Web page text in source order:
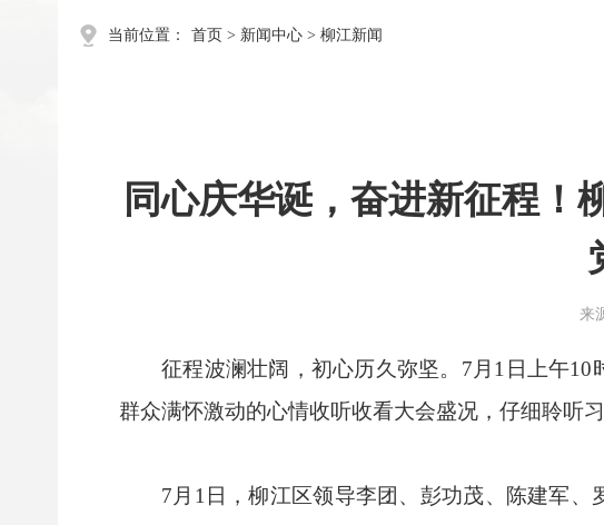
当前位置： 首页 > 新闻中心 > 柳江新闻
同心庆华诞，奋进新征程！
来
征程波澜壮阔，初心历久弥坚。7月1日上午
群众满怀激动的心情收听收看大会盛况，仔细聆听
7月1日，柳江区领导李团、彭功茂、陈建军